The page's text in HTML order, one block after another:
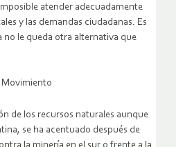
atender adecuadamente
y las demandas ciudadanas. Es
no le queda otra alternativa que
Movimiento
de los recursos naturales aunque
se ha acentuado después de